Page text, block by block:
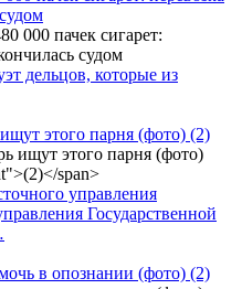
дельцов, которые из
этого парня (фото) (2)
управления
Государственной
в опознании (фото) (2)